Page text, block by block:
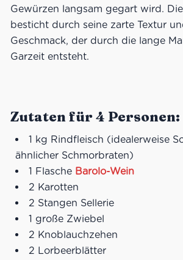
Gewürzen langsam gegart wird.
besticht durch seine zarte Textur
Geschmack, der durch die lange
Garzeit entsteht.
Zutaten für 4 Personen:
1 kg Rindfleisch (idealerweise
ähnlicher Schmorbraten)
1 Flasche Barolo-Wein
2 Karotten
2 Stangen Sellerie
1 große Zwiebel
2 Knoblauchzehen
2 Lorbeerblätter